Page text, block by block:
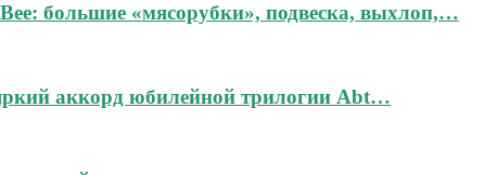
большие «мясорубки», подвеска, выхлоп,…
аккорд юбилейной трилогии Abt…